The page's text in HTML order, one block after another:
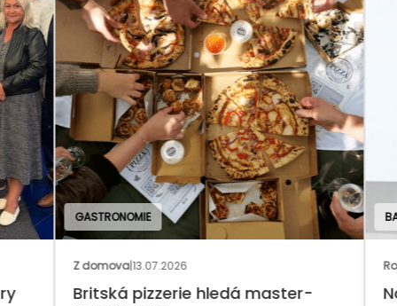
GASTRONOMIE
Z domova|13.07.2026
Britská pizzerie hledá master-